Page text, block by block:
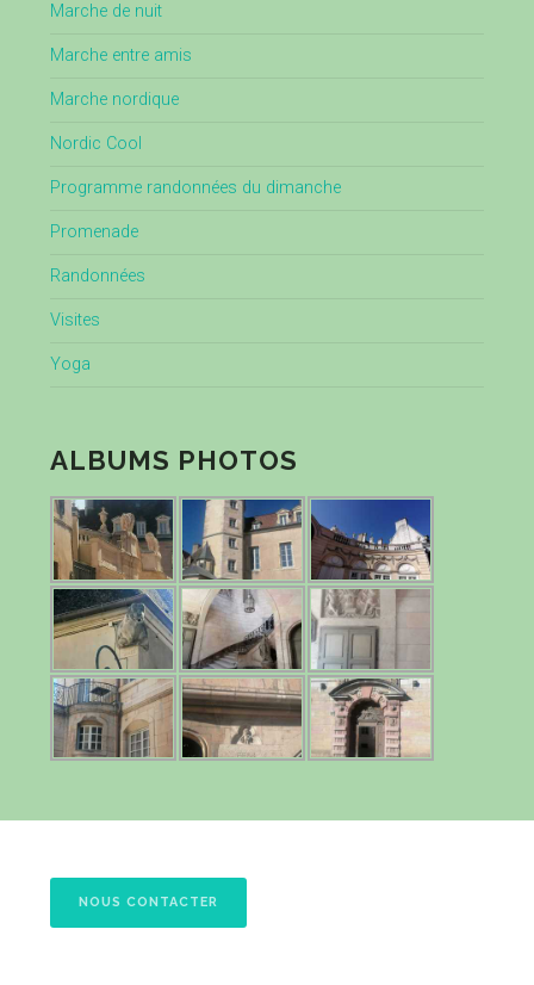
Marche de nuit
Marche entre amis
Marche nordique
Nordic Cool
Programme randonnées du dimanche
Promenade
Randonnées
Visites
Yoga
ALBUMS PHOTOS
NOUS CONTACTER